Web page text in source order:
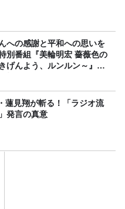
への感謝と平和への思いを
別番組『美輪明宏 薔薇色の
げんよう、ルンルン～』
蓮見翔が斬る！「ラジオ流
発言の真意